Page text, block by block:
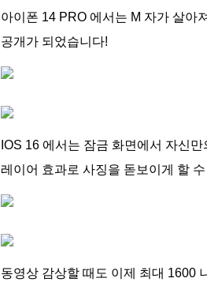
아이폰 14 PRO 에서는 M 자가 살아
공개가 되었습니다!
IOS 16 에서는 잠금 화면에서 자신
레이어 효과로 사징을 돋보이게 할
동영상 감상할 때도 이제 최대 1600